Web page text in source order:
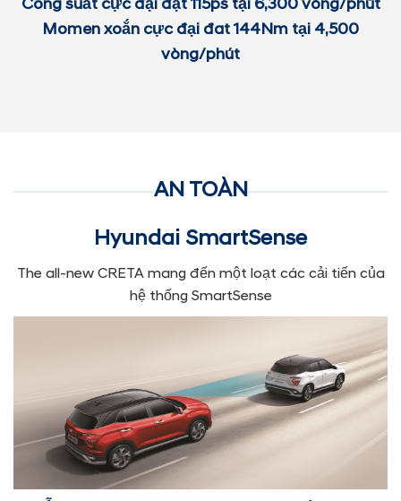
Công suất cực đại đạt 115ps tại 6,300 vòng/phút
Momen xoắn cực đại đat 144Nm tại 4,500
vòng/phút
AN TOÀN
Hyundai SmartSense
The all-new CRETA mang đến một loạt các cải tiến của
hệ thống SmartSense